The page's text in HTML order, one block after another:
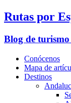
Rutas por
Blog de
Conócenos
Mapa de
Destinos